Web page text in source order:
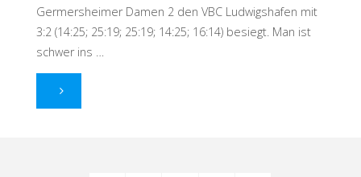
Germersheimer Damen 2 den VBC Ludwigshafen mit
3:2 (14:25; 25:19; 25:19; 14:25; 16:14) besiegt. Man ist
schwer ins …
"Ein